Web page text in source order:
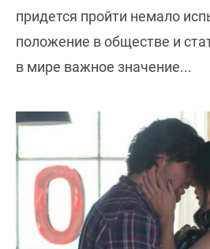
придется пройти немало
положение в обществе и
в мире важное значение...